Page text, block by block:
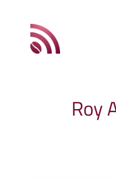
Roy